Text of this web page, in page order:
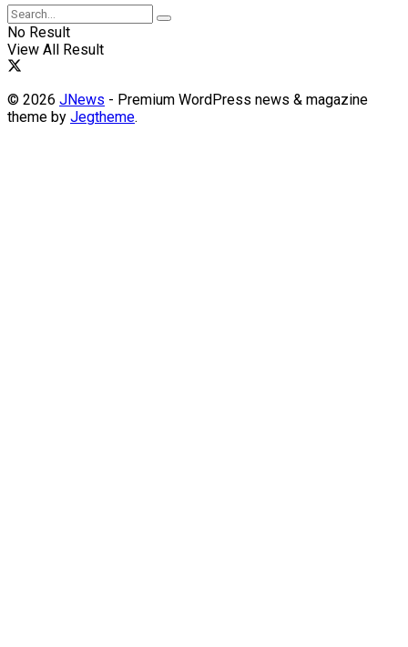
No Result
View All Result
© 2026 JNews - Premium WordPress news & magazine
theme by Jegtheme.